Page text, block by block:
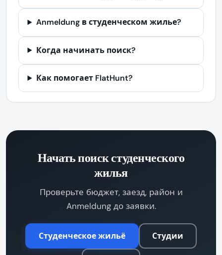
Anmeldung в студенческом жилье?
Когда начинать поиск?
Как помогает FlatHunt?
Начать поиск студенческого
жилья
Проверьте бюджет, заезд, район и
Anmeldung до заявки.
Студенческое жильё Студии